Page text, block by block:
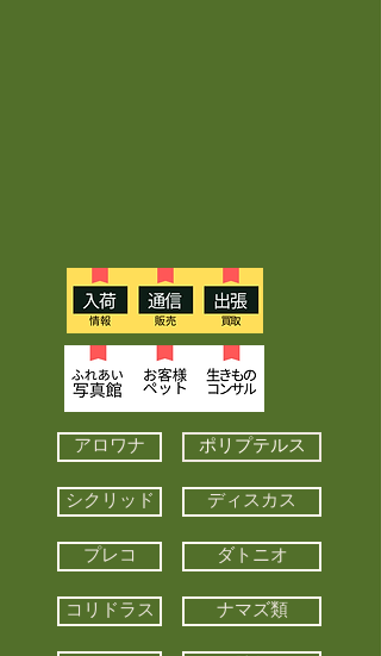
アロワナ ポリプテルス
シクリッド ディスカス
プレコ ダトニオ
コリドラス ナマズ類